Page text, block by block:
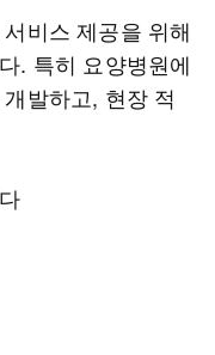
비스 제공을 위해
. 특히 요양병원에
발하고, 현장 적